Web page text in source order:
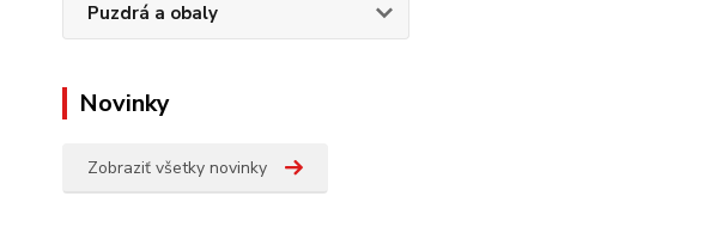
Puzdrá a obaly
Novinky
Zobraziť všetky novinky